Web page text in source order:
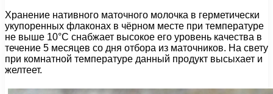
Хранение нативного маточного молочка в герметически
укупоренных флаконах в чёрном месте при температуре
не выше 10°С снабжает высокое его уровень качества в
течение 5 месяцев со дня отбора из маточников. На свету
при комнатной температуре данный продукт высыхает и
желтеет.